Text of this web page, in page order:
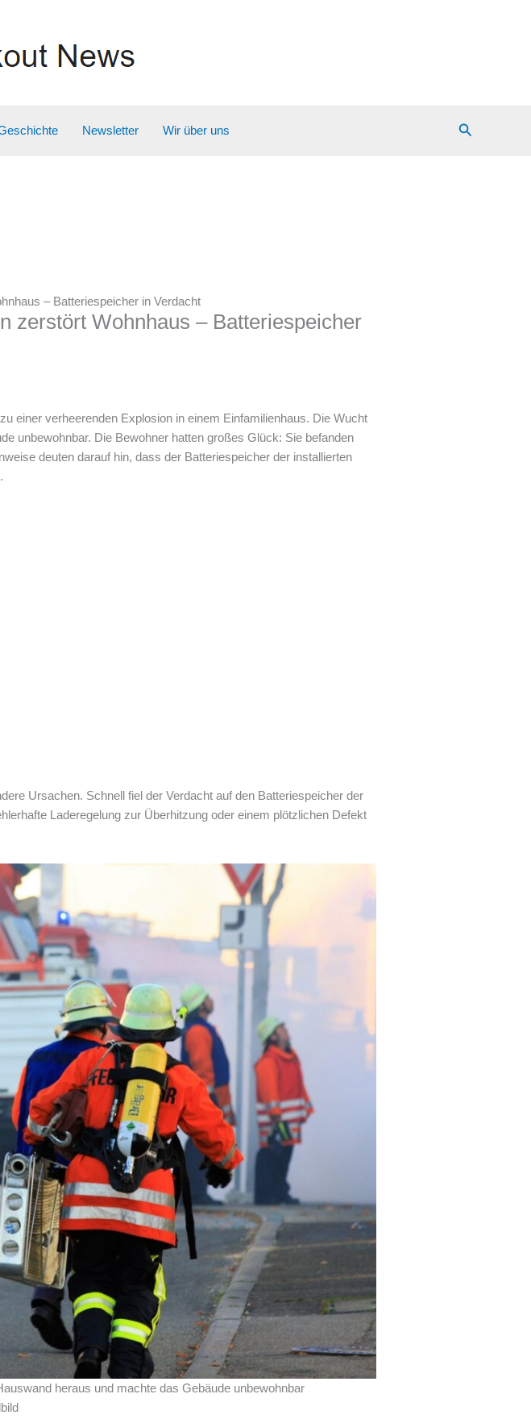
Newsletter Wir über uns Suchen
– Batteriespeicher in Verdacht
zerstört Wohnhaus – Batteriespeicher
einer verheerenden Explosion in einem Einfamilienhaus. Die Wucht
unbewohnbar. Die Bewohner hatten großes Glück: Sie befanden
deuten darauf hin, dass der Batteriespeicher der installierten
Ursachen. Schnell fiel der Verdacht auf den Batteriespeicher der
Laderegelung zur Überhitzung oder einem plötzlichen Defekt
heraus und machte das Gebäude unbewohnbar